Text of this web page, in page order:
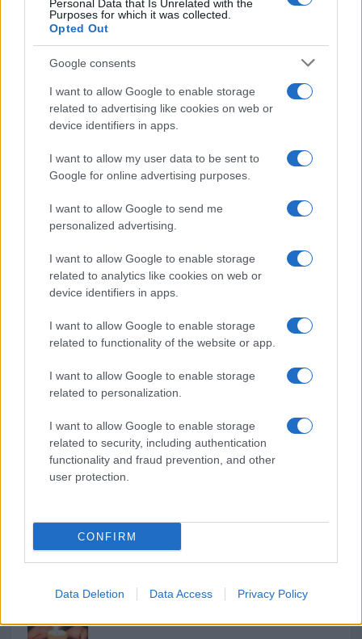
Personal Data that Is Unrelated with the
Purposes for which it was collected.
Opted Out
Google consents
I want to allow Google to enable storage
related to advertising like cookies on web or
device identifiers in apps.
I want to allow my user data to be sent to
Google for online advertising purposes.
I want to allow Google to send me
personalized advertising.
I want to allow Google to enable storage
related to analytics like cookies on web or
device identifiers in apps.
I want to allow Google to enable storage
related to functionality of the website or app.
I want to allow Google to enable storage
related to personalization.
I want to allow Google to enable storage
related to security, including authentication
functionality and fraud prevention, and other
user protection.
CONFIRM
Data Deletion Data Access Privacy Policy
lista delle 4 realtà più efficienti nella g…
NECROLOGIE
Mario Malu
Paolo Pinna
I nostri cari
I nostri cari